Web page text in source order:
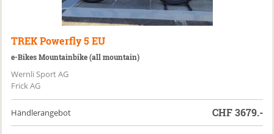
TREK Powerfly 5 EU
e-Bikes Mountainbike (all mountain)
Wernli Sport AG
Frick AG
Händlerangebot CHF3679.-